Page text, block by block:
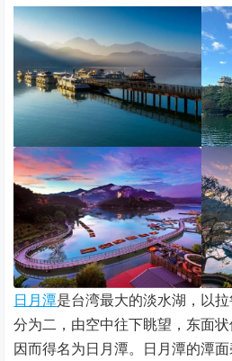
日月潭是台湾最大的淡水湖，以
分为二，由空中往下眺望，东面
因而得名为日月潭。日月潭的潭